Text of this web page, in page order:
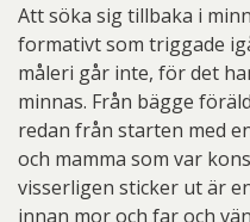
Att söka sig tillbaka i
formativt som triggade
måleri går inte, för det
minnas. Från bägge
redan från starten med
och mamma som var
visserligen sticker ut är
innan mor och far och